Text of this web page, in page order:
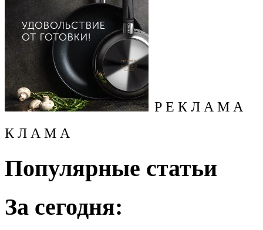
Р Е К Л А М А
К Л А М А
Популярные статьи
За сегодня: